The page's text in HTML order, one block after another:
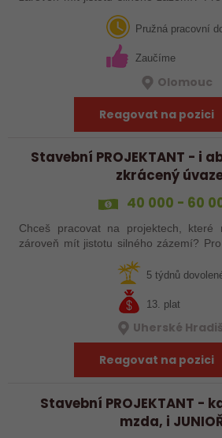
Olomouce. Pozice je…
Pružná pracovní
Zaučíme
Olomouc
Reagovat na pozici
Stavební PROJEKTANT - i
zkrácený
40 000 - 60
Chceš pracovat na projektech,
zároveň mít jistotu silného zázemí?
pobočku v Uherském…
5 týdnů
13. plat
Uherské
Reagovat na pozici
Stavební PROJEKTANT -
mzda, i